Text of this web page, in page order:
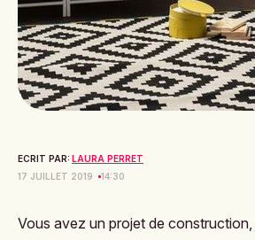
ECRIT PAR: LAURA PERRET
17 JUILLET 2019
14:30
Vous avez un projet de